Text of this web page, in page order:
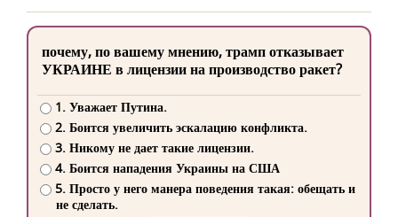
почему, по вашему мнению, трамп отказывает
УКРАИНЕ в лицензии на производство ракет?
1. Уважает Путина.
2. Боится увеличить эскалацию конфликта.
3. Никому не дает такие лицензии.
4. Боится нападения Украины на США
5. Просто у него манера поведения такая: обещать и
не сделать.